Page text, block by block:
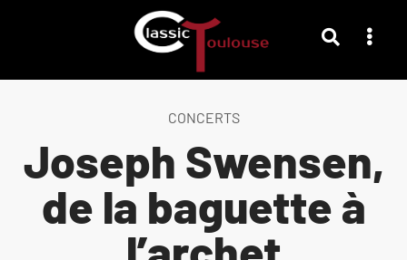
CONCERTS
Joseph Swensen,
de la baguette à